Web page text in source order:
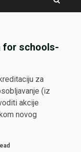
for schools-
za
(iz
akcije
novog